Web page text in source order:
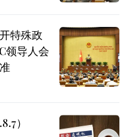
特殊政
领导人会
）